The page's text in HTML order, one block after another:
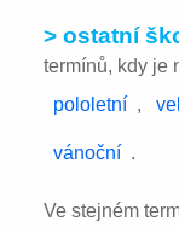
> ostatní
termínů, kdy je
pololetní ,
vánoční .
Ve stejném